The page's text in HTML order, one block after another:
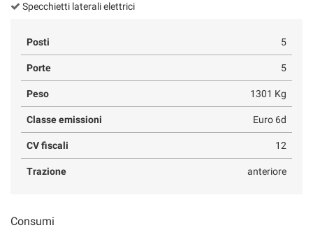
Specchietti laterali elettrici
Posti 5
Porte 5
Peso 1301 Kg
Classe emissioni Euro 6d
CV fiscali 12
Trazione anteriore
Consumi